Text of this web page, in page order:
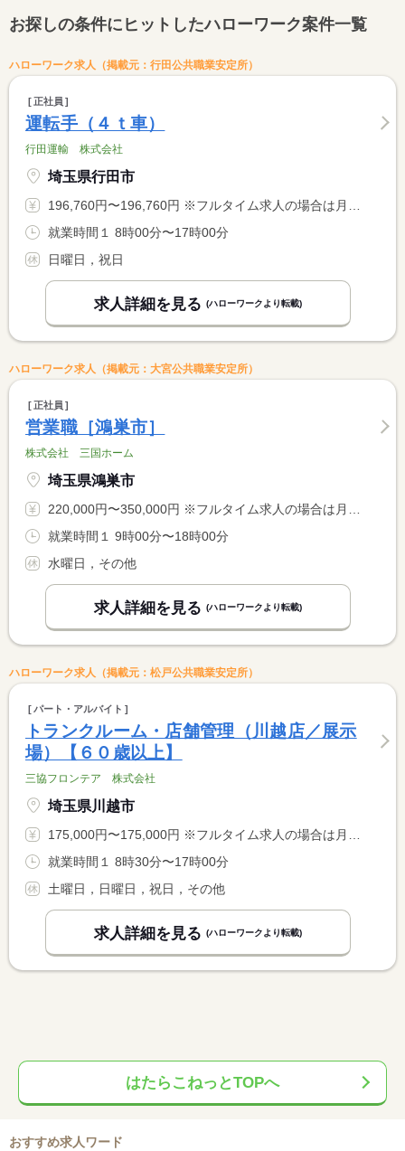
お探しの条件にヒットしたハローワーク案件一覧
ハローワーク求人（掲載元：行田公共職業安定所）
正社員
運転手（４ｔ車）
行田運輸 株式会社
埼玉県行田市
196,760円〜196,760円 ※フルタイム求人の場合は月額（換算額）、パート求人の場合は時間額を表示しています。
就業時間１ 8時00分〜17時00分
日曜日，祝日
求人詳細を見る (ハローワークより転載)
ハローワーク求人（掲載元：大宮公共職業安定所）
正社員
営業職［鴻巣市］
株式会社 三国ホーム
埼玉県鴻巣市
220,000円〜350,000円 ※フルタイム求人の場合は月額（換算額）、パート求人の場合は時間額を表示しています。
就業時間１ 9時00分〜18時00分
水曜日，その他
求人詳細を見る (ハローワークより転載)
ハローワーク求人（掲載元：松戸公共職業安定所）
パート・アルバイト
トランクルーム・店舗管理（川越店／展示
場）【６０歳以上】
三協フロンテア 株式会社
埼玉県川越市
175,000円〜175,000円 ※フルタイム求人の場合は月額（換算額）、パート求人の場合は時間額を表示しています。
就業時間１ 8時30分〜17時00分
土曜日，日曜日，祝日，その他
求人詳細を見る (ハローワークより転載)
はたらこねっとTOPへ
おすすめ求人ワード